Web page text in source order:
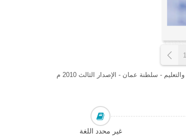
- سلطنة عمان - الإصدار الثالث 2010 م
غير محدد اللغة